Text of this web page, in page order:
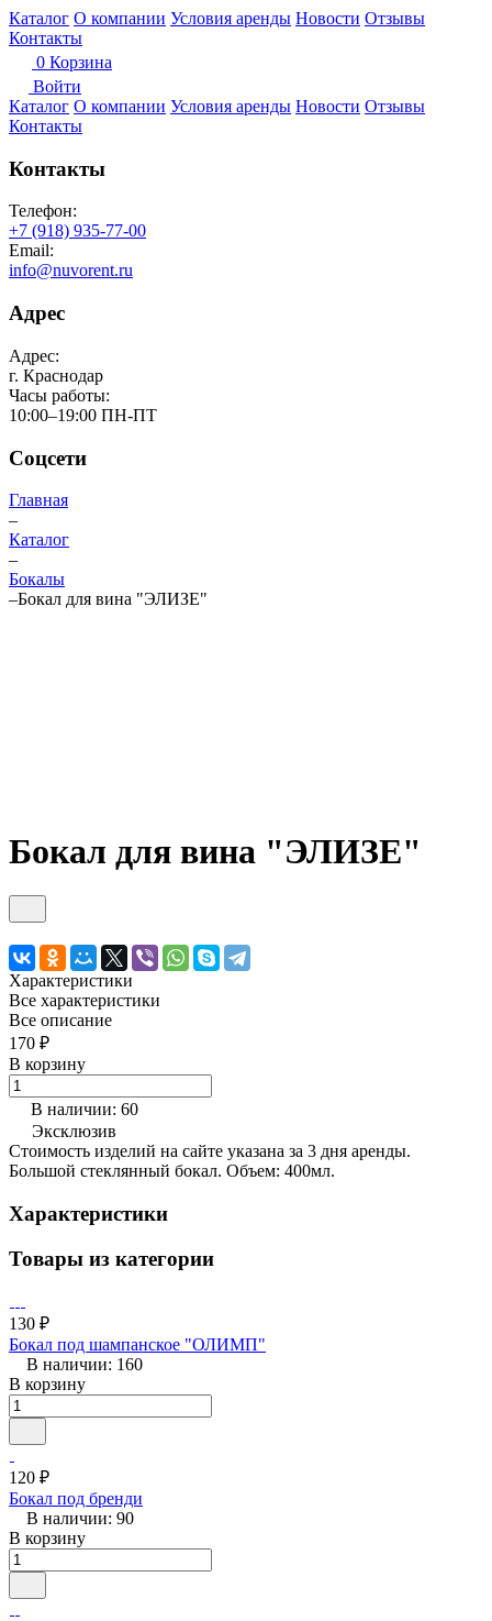
Каталог О компании Условия аренды Новости Отзывы
Контакты
0 Корзина
Войти
Каталог О компании Условия аренды Новости Отзывы
Контакты
Контакты
Телефон:
+7 (918) 935-77-00
Email:
info@nuvorent.ru
Адрес
Адрес:
г. Краснодар
Часы работы:
10:00–19:00 ПН-ПТ
Соцсети
Главная
–
Каталог
–
Бокалы
–Бокал для вина "ЭЛИЗЕ"
Бокал для вина "ЭЛИЗЕ"
Характеристики
Все характеристики
Все описание
170 ₽
В корзину
В наличии: 60
Эксклюзив
Стоимость изделий на сайте указана за 3 дня аренды.
Большой стеклянный бокал. Объем: 400мл.
Характеристики
Товары из категории
130 ₽
Бокал под шампанское "ОЛИМП"
В наличии: 160
В корзину
120 ₽
Бокал под бренди
В наличии: 90
В корзину